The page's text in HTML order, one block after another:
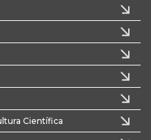
Científica